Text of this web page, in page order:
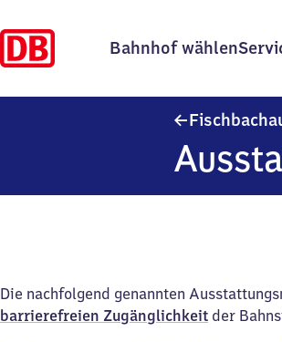
Bahnhof wählen
Die nachfolgend genannten
barrierefreien Zugänglichkeit der